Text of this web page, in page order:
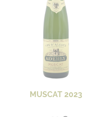
MUSCAT 2023